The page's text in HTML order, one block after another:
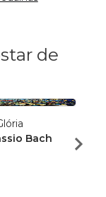
de
Bach
R$